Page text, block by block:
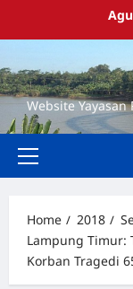
Website
Primary
Home 2018
Lampung Timur:
Korban Tragedi